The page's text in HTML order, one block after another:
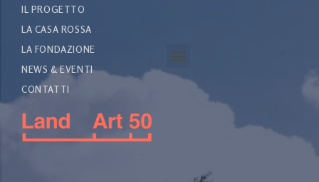
IL PROGETTO
LA CASA ROSSA
LA FONDAZIONE
NEWS & EVENTI
CONTATTI